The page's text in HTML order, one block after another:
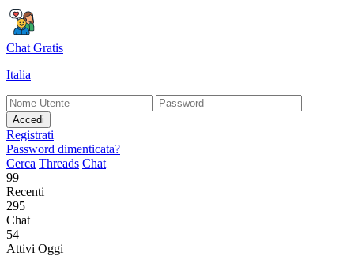
Chat Gratis
Italia
Accedi
Registrati
Password dimenticata?
Cerca Threads Chat
99
Recenti
295
Chat
54
Attivi Oggi